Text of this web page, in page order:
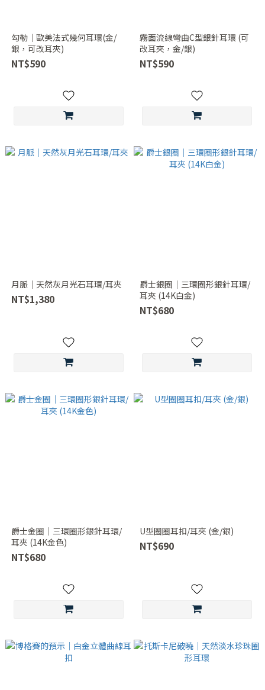
勾勒｜歐美法式幾何耳環(金/
銀，可改耳夾)
NT$590
霧面流線彎曲C型銀針耳環 (可
改耳夾，金/銀)
NT$590
月脈｜天然灰月光石耳環/耳夾
NT$1,380
爵士銀圈｜三環圈形銀針耳環/
耳夾 (14K白金)
NT$680
爵士金圈｜三環圈形銀針耳環/
耳夾 (14K金色)
NT$680
U型圈圈耳扣/耳夾 (金/銀)
NT$690